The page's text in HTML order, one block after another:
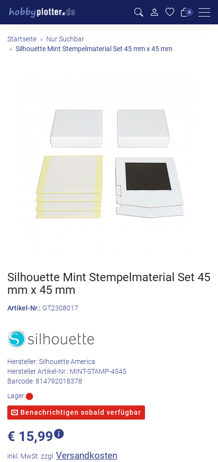
0
Startseite Nur Suchbar
Silhouette Mint Stempelmaterial Set 45 mm x 45 mm
Silhouette Mint Stempelmaterial Set 45
mm x 45 mm
Artikel-Nr.: GT2308017
Hersteller: Silhouette America
Hersteller Artikel-Nr.: MINT-STAMP-4545
Barcode: 814792018378
Lager:
Benachrichtigen sobald verfügbar
€ 15,99
inkl. MwSt. zzgl. Versandkosten